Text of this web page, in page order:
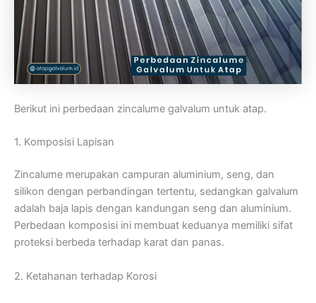
Berikut ini perbedaan zincalume galvalum untuk atap.
1. Komposisi Lapisan
Zincalume merupakan campuran aluminium, seng, dan
silikon dengan perbandingan tertentu, sedangkan galvalum
adalah baja lapis dengan kandungan seng dan aluminium.
Perbedaan komposisi ini membuat keduanya memiliki sifat
proteksi berbeda terhadap karat dan panas.
2. Ketahanan terhadap Korosi